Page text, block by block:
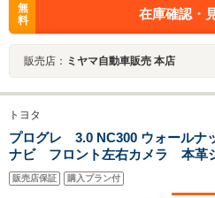
無
料
在庫確認・
販売店： ミヤマ自動車販売 本店
トヨタ
プログレ 3.0 NC300 ウォール
ナビ フロント左右カメラ 本革
9000km 禁煙 CDチェンジャー
販売店保証 購入プラン付